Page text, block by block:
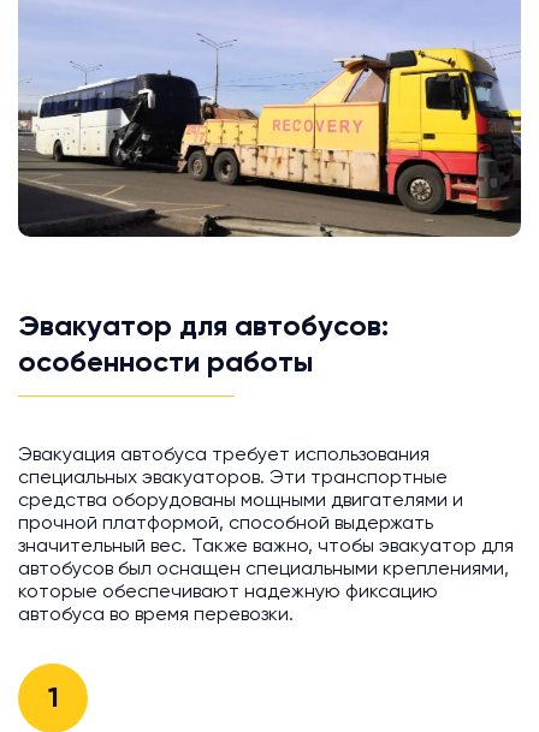
Эвакуатор для автобусов:
особенности работы
Эвакуация автобуса требует использования
специальных эвакуаторов. Эти транспортные
средства оборудованы мощными двигателями и
прочной платформой, способной выдержать
значительный вес. Также важно, чтобы эвакуатор для
автобусов был оснащен специальными креплениями,
которые обеспечивают надежную фиксацию
автобуса во время перевозки.
1